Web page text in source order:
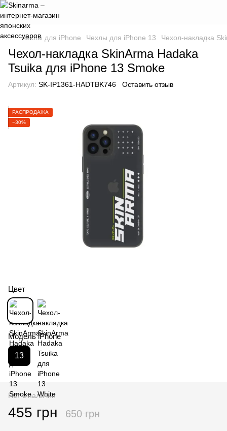
Чехлы для iPhone Чехлы для iPhone 13 Чехол-накладка
Чехол-накладка SkinArma Hadaka
Tsuika для iPhone 13 Smoke
Артикул: SK-IP1361-HADTBK746 Оставить отзыв
РАСПРОДАЖА
−30%
Цвет
Модель iPhone
13
Нет в наличии
455 грн 650 грн